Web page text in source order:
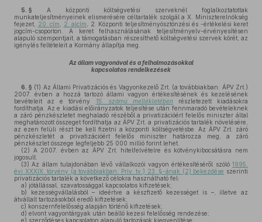
5. § A központi költségvetési szerveknél foglalkoztatottak
munkateljesítményeinek elismerésére céltartalék szolgál a X. Miniszterelnökség
fejezet,
20. cím 2. alcím , 2. Központi teljesítményösztönzési és -értékelési keret
jogcím-csoporton. A keret felhasználásának teljesítményelv-érvényesítésen
alapuló szempontjait, a támogatásban részesíthető költségvetési szervek körét, az
igénylés feltételeit a Kormány állapítja meg.
Az állam vagyonával és a felhalmozásokkal
kapcsolatos rendelkezések
6. § (1) Az Állami Privatizációs és Vagyonkezelő Zrt. (a továbbiakban: ÁPV Zrt.)
2007. évben a hozzá tartozó állami vagyon értékesítésének és kezelésének
bevételeit az e törvény
15. számú mellékletében részletezett kiadásokra
fordíthatja. Az e kiadási előirányzatok teljesítése után fennmaradó bevételeknek
a záró pénzkészletet meghaladó részéből a privatizációért felelős miniszter által
meghatározott összeget fordíthatja az ÁPV Zrt. a privatizációs tartalék növelésére,
az ezen felüli részt be kell fizetni a központi költségvetésbe. Az ÁPV Zrt. záró
pénzkészletét a privatizációért felelős miniszter határozza meg, a záró
pénzkészlet összege legfeljebb 25 000 millió forint lehet.
(2) A 2007. évben az ÁPV Zrt. hitelfelvételre és kötvénykibocsátásra nem
jogosult.
(3) Az állam tulajdonában lévő vállalkozói vagyon értékesítéséről szóló 1995.
évi XXXIX. törvény (a továbbiakban: Priv. tv.) 23. §-ának (2) bekezdése szerinti
privatizációs tartalék a következő célokra használható fel:
a) jótállással, szavatossággal kapcsolatos kifizetések;
b) kezességvállalásból – ideértve a készfizető kezességet is –, illetve az
átvállalt tartozásokból eredő kifizetések;
c) konszernfelelősség alapján történő kifizetések;
d) elvont vagyontárgyak után beálló kezesi felelősség rendezése;
e) szerződéses kapcsolaton alapuló tartozások kiegyenlítése;